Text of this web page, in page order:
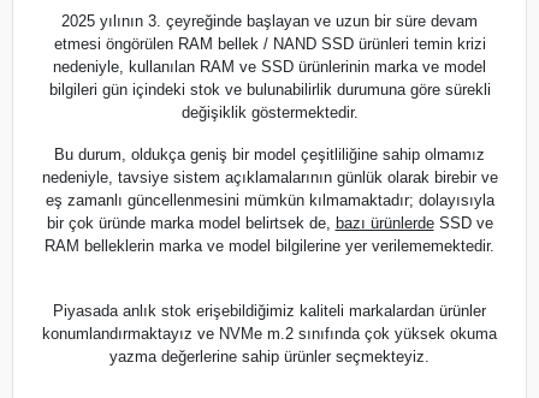
2025 yılının 3. çeyreğinde başlayan ve uzun bir süre devam
etmesi öngörülen RAM bellek / NAND SSD ürünleri temin krizi
nedeniyle, kullanılan RAM ve SSD ürünlerinin marka ve model
bilgileri gün içindeki stok ve bulunabilirlik durumuna göre sürekli
değişiklik göstermektedir.
Bu durum, oldukça geniş bir model çeşitliliğine sahip olmamız
nedeniyle, tavsiye sistem açıklamalarının günlük olarak birebir ve
eş zamanlı güncellenmesini mümkün kılmamaktadır; dolayısıyla
bir çok üründe marka model belirtsek de, bazı ürünlerdeSSD ve
RAM belleklerin marka ve model bilgilerine yer verilememektedir.
Piyasada anlık stok erişebildiğimiz kaliteli markalardan ürünler
konumlandırmaktayız ve NVMe m.2 sınıfında çok yüksek okuma
yazma değerlerine sahip ürünler seçmekteyiz.